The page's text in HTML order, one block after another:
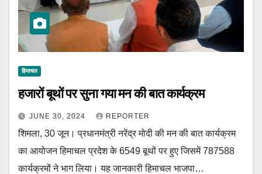
हिमाचल
हजारों बूथों पर सुना गया मन की बात कार्यक्रम
JUNE 30, 2024 REPORTER
शिमला, 30 जून। प्रधानमंत्री नरेंद्र मोदी की मन की बात कार्यक्रम
का आयोजन हिमाचल प्रदेश के 6549 बूथों पर हुए जिसमें 787588
कार्यक्रमों ने भाग लिया। यह जानकारी हिमाचल भाजपा…